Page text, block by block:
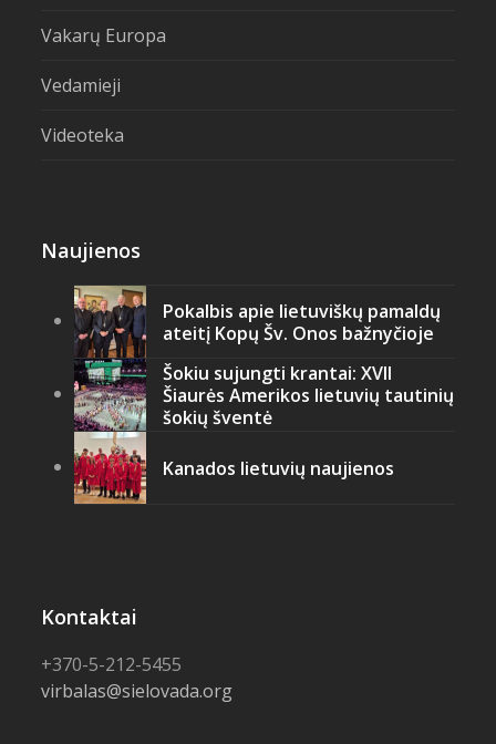
Vakarų Europa
Vedamieji
Videoteka
Naujienos
Pokalbis apie lietuviškų pamaldų
ateitį Kopų Šv. Onos bažnyčioje
Šokiu sujungti krantai: XVII
Šiaurės Amerikos lietuvių tautinių
šokių šventė
Kanados lietuvių naujienos
Kontaktai
+370-5-212-5455
virbalas@sielovada.org